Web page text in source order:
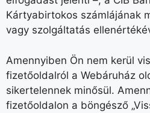
Kártyabirtokos számlájának
vagy szolgáltatás
Amennyiben Ön nem kerül
fizetőoldalról a Webáruház
sikertelennek minősül.
fizetőoldalon a böngésző